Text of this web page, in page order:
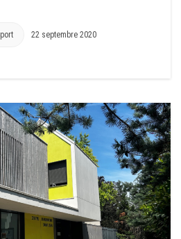
22 septembre 2020